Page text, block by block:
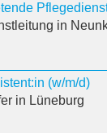
in
(w/m/d)
in Lüneburg